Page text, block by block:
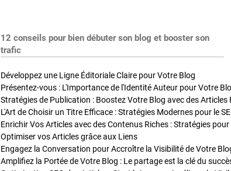
12 conseils pour bien débuter son blog et booster son
trafic
Développez une Ligne Éditoriale Claire pour Votre Blog
Présentez-vous : L'Importance de l'Identité Auteur pour Votre
L'Art de Choisir un Titre Efficace : Stratégies Modernes pour le
Optimiser vos Articles grâce aux Liens
Engagez la Conversation pour Accroître la Visibilité de Votre
Amplifiez la Portée de Votre Blog : Le partage est la clé du